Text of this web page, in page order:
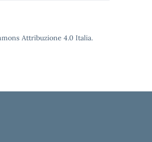
Attribuzione 4.0 Italia.